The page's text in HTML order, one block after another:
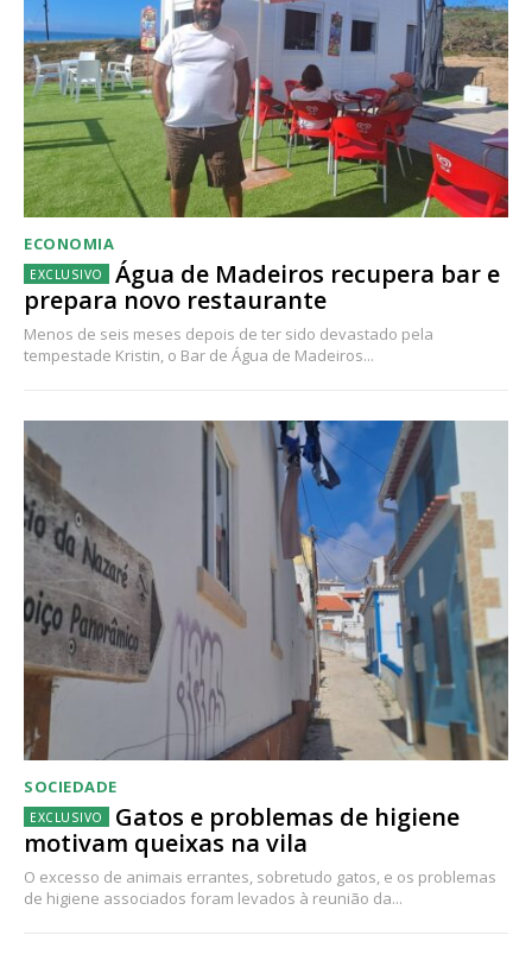
ECONOMIA
Água de Madeiros recupera bar e
prepara novo restaurante
Menos de seis meses depois de ter sido devastado pela
tempestade Kristin, o Bar de Água de Madeiros...
SOCIEDADE
Gatos e problemas de higiene
motivam queixas na vila
O excesso de animais errantes, sobretudo gatos, e os problemas
de higiene associados foram levados à reunião da...